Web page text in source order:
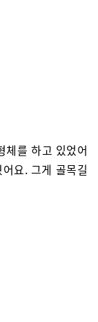
체를 하고 있었어
요. 그게 골목길